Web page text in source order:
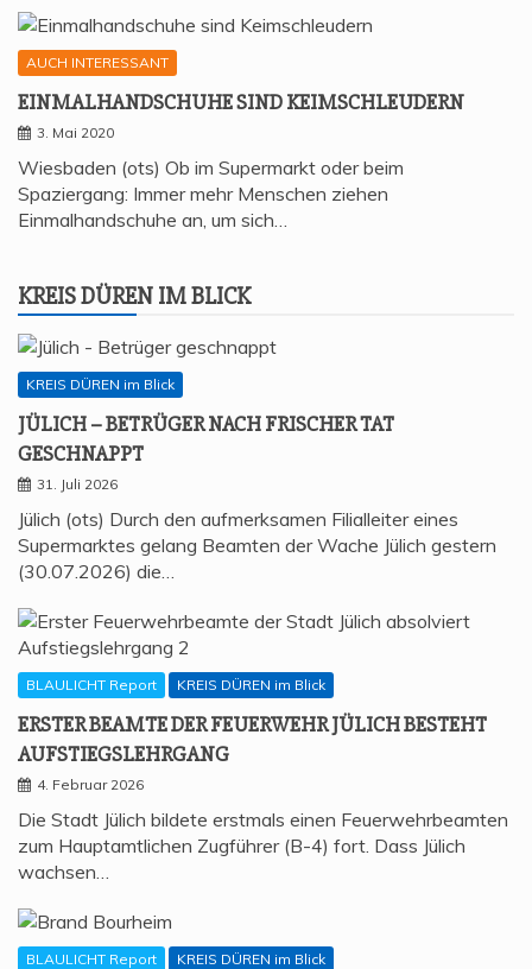
AUCH INTERESSANT
EIN­MAL­HAND­SCHU­HE SIND KEIMSCHLEUDERN
3. Mai 2020
Wiesbaden (ots) Ob im Supermarkt oder beim
Spaziergang: Immer mehr Menschen ziehen
Einmalhandschuhe an, um sich…
KREIS DÜREN IM BLICK
KREIS DÜREN im Blick
JÜLICH – BETRÜ­GER NACH FRI­SCHER TAT
GESCHNAPPT
31. Juli 2026
Jülich (ots) Durch den aufmerksamen Filialleiter eines
Supermarktes gelang Beamten der Wache Jülich gestern
(30.07.2026) die…
BLAULICHT Report KREIS DÜREN im Blick
ERS­TER BEAM­TE DER FEU­ER­WEHR JÜLICH BESTEHT
AUFSTIEGSLEHRGANG
4. Februar 2026
Die Stadt Jülich bildete erstmals einen Feuerwehrbeamten
zum Hauptamtlichen Zugführer (B-4) fort. Dass Jülich
wachsen…
BLAULICHT Report KREIS DÜREN im Blick